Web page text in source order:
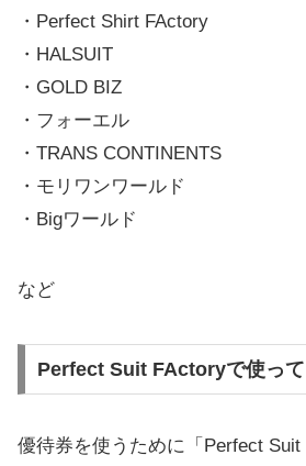
・Perfect Shirt FActory
・HALSUIT
・GOLD BIZ
・フォーエル
・TRANS CONTINENTS
・モリワンワールド
・Bigワールド
など
Perfect Suit FActoryで使っ
優待券を使うために「Perfect Suit